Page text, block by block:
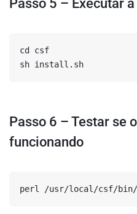
Passo 5 – Executar
cd csf
Passo 6 – Testar se
funcionando
perl /usr/local/csf/